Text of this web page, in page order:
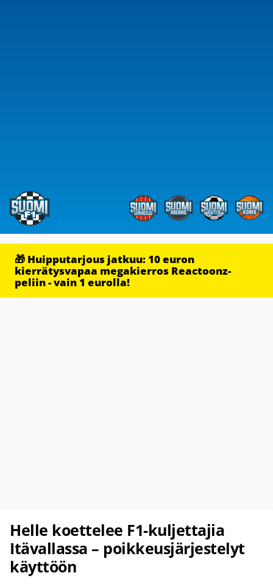
🎁 Huipputarjous jatkuu: 10 euron
kierrätysvapaa megakierros Reactoonz-
peliin - vain 1 eurolla!
Helle koettelee F1-kuljettajia
Itävallassa – poikkeusjärjestelyt
käyttöön